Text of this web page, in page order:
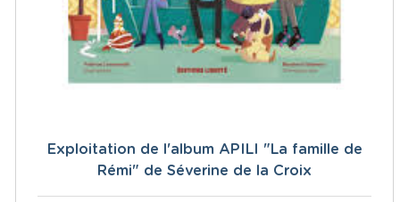
Exploitation de l'album APILI "La famille de
Rémi" de Séverine de la Croix